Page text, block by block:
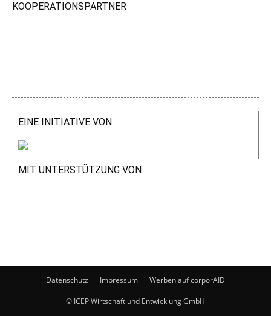
KOOPERATIONSPARTNER
EINE INITIATIVE VON
MIT UNTERSTÜTZUNG VON
Datenschutz Impressum Werben auf corporAID
© ICEP Wirtschaft und Entwicklung GmbH